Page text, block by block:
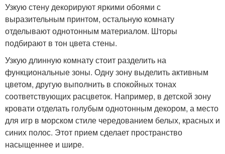
Узкую стену декорируют яркими обоями с
выразительным принтом, остальную комнату
отделывают однотонным материалом. Шторы
подбирают в тон цвета стены.
Узкую длинную комнату стоит разделить на
функциональные зоны. Одну зону выделить активным
цветом, другую выполнить в спокойных тонах
соответствующих расцветок. Например, в детской зону
кровати отделать голубым однотонным декором, а место
для игр в морском стиле чередованием белых, красных и
синих полос. Этот прием сделает пространство
насыщеннее и шире.